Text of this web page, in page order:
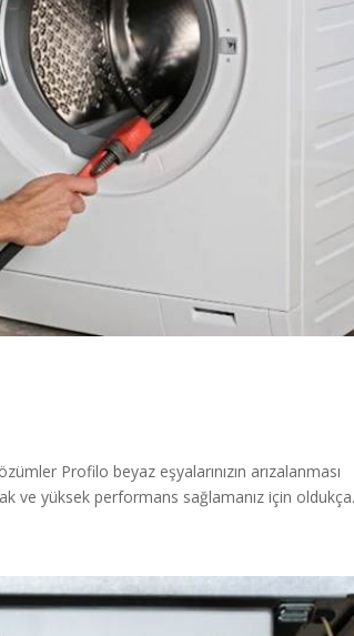
Profilo beyaz eşyalarınızın arızalanması
ve yüksek performans sağlamanız için